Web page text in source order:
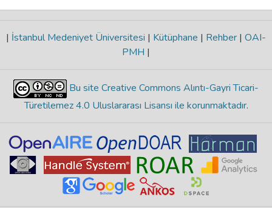
| İstanbul Medeniyet Üniversitesi | Kütüphane | Rehber | OAI-
PMH |
Bu site Creative Commons Alıntı-Gayri Ticari-
Türetilemez 4.0 Uluslararası Lisansı ile korunmaktadır.